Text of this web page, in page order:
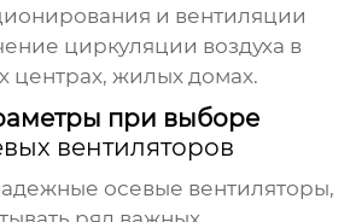
и вентиляции
циркуляции воздуха в
центрах, жилых домах.
при выборе
вентиляторов
осевые вентиляторы,